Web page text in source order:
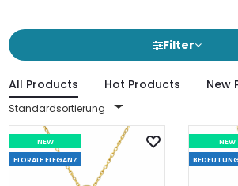
Filter
All Products Hot Products New
Standardsortierung
NEW
FLORALE ELEGANZ
NEW